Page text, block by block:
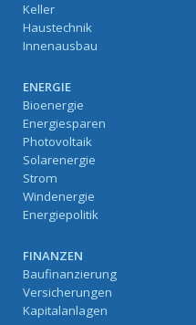
Keller
Haustechnik
Innenausbau
ENERGIE
Bioenergie
Energiesparen
Photovoltaik
Solarenergie
Strom
Windenergie
Energiepolitik
FINANZEN
Baufinanzierung
Versicherungen
Kapitalanlagen